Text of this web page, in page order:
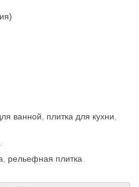
ванной плитка для кухни
рельефная плитка